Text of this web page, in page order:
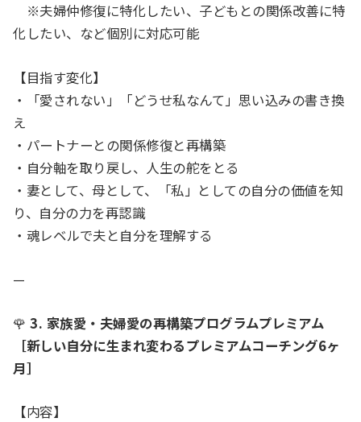
※夫婦仲修復に特化したい、子どもとの関係改善に特
化したい、など個別に対応可能
【目指す変化】
・「愛されない」「どうせ私なんて」思い込みの書き換
え
・パートナーとの関係修復と再構築
・自分軸を取り戻し、人生の舵をとる
・妻として、母として、「私」としての自分の価値を知
り、自分の力を再認識
・魂レベルで夫と自分を理解する
—
🌹3. 家族愛・夫婦愛の再構築プログラムプレミアム
［新しい自分に生まれ変わるプレミアムコーチング6ヶ
月］
【内容】